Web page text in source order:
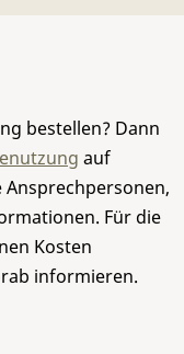
bestellen? Dann
auf
Für die
Kosten
informieren.